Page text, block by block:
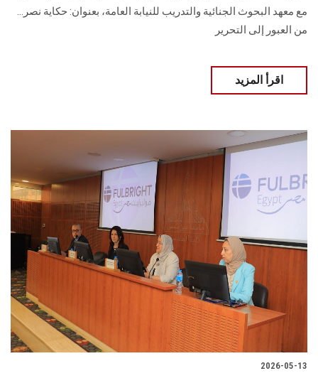
مع معهد البحوث الجنائية والتدريب للنيابة العامة، بعنوان: حكاية نصر…
من العبور إلى التحرير
اقرأ المزيد
2026-05-13